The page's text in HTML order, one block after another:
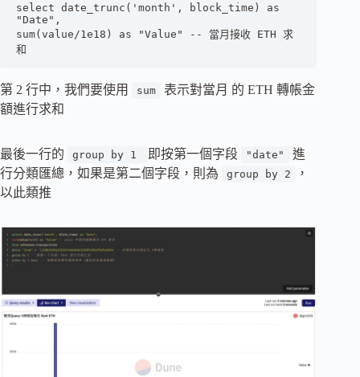
select date_trunc('month', block_time) as
"Date",
sum(value/1e18) as "Value" -- 當月接收 ETH 求
和
第 2 行中，我們要使用 sum
表示對當月 的 ETH 轉帳金
額進行求和
最後一行的 group by 1 即按第一個字段 "date"
進
行分類匯總，如果是第二個字段，則為
group by 2
，
以此類推